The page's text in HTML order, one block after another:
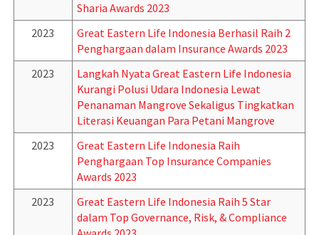
Sharia Awards 2023
2023
Great Eastern Life Indonesia Berhasil Raih 2
Penghargaan dalam Insurance Awards 2023
2023
Langkah Nyata Great Eastern Life Indonesia
Kurangi Polusi Udara Indonesia Lewat
Penanaman Mangrove Sekaligus Tingkatkan
Literasi Keuangan Para Petani Mangrove
2023
Great Eastern Life Indonesia Raih
Penghargaan Top Insurance Companies
Awards 2023
2023
Great Eastern Life Indonesia Raih 5 Star
dalam Top Governance, Risk, & Compliance